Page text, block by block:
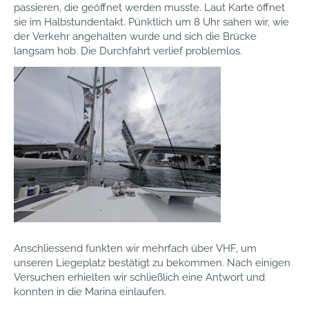
passieren, die geöffnet werden musste. Laut Karte öffnet
sie im Halbstundentakt. Pünktlich um 8 Uhr sahen wir, wie
der Verkehr angehalten wurde und sich die Brücke
langsam hob. Die Durchfahrt verlief problemlos.
Anschliessend funkten wir mehrfach über VHF, um
unseren Liegeplatz bestätigt zu bekommen. Nach einigen
Versuchen erhielten wir schließlich eine Antwort und
konnten in die Marina einlaufen.